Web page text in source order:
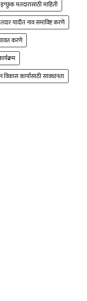
इच्छुक मतदारासाठी माहिती
यादीत नाव समाविष्ट करणे
करणे
कार्यांसाठी सावधानता